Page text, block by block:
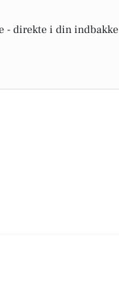
- direkte i din indbakke